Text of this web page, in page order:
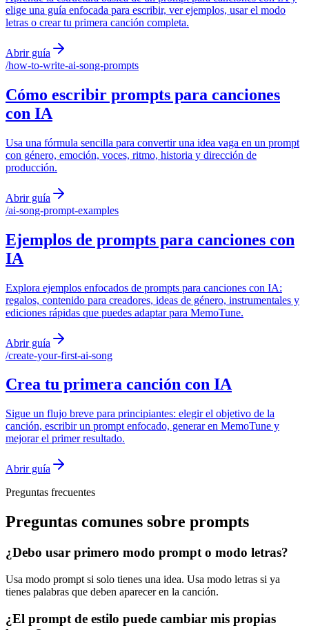
elige una guía enfocada para escribir, ver ejemplos, usar el modo
letras o crear tu primera canción completa.
Abrir guía
/how-to-write-ai-song-prompts
Cómo escribir prompts para canciones
con IA
Usa una fórmula sencilla para convertir una idea vaga en un prompt
con género, emoción, voces, ritmo, historia y dirección de
producción.
Abrir guía
/ai-song-prompt-examples
Ejemplos de prompts para canciones con
IA
Explora ejemplos enfocados de prompts para canciones con IA:
regalos, contenido para creadores, ideas de género, instrumentales y
ediciones rápidas que puedes adaptar para MemoTune.
Abrir guía
/create-your-first-ai-song
Crea tu primera canción con IA
Sigue un flujo breve para principiantes: elegir el objetivo de la
canción, escribir un prompt enfocado, generar en MemoTune y
mejorar el primer resultado.
Abrir guía
Preguntas frecuentes
Preguntas comunes sobre prompts
¿Debo usar primero modo prompt o modo letras?
Usa modo prompt si solo tienes una idea. Usa modo letras si ya
tienes palabras que deben aparecer en la canción.
¿El prompt de estilo puede cambiar mis propias